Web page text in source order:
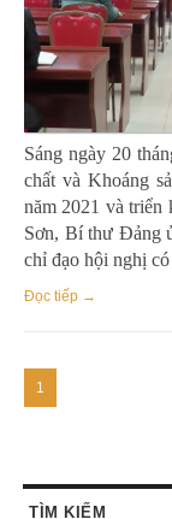
Sáng ngày 20
chất và Khoáng
năm 2021 và triển
Sơn, Bí thư Đảng
chỉ đạo hội nghị
Đọc tiếp →
1
TÌM KIẾM